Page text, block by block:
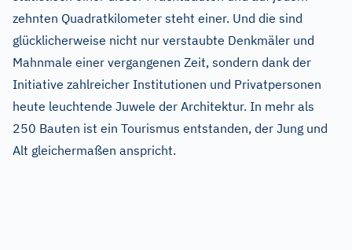
zehnten Quadratkilometer steht einer. Und die sind
glücklicherweise nicht nur verstaubte Denkmäler und
Mahnmale einer vergangenen Zeit, sondern dank der
Initiative zahlreicher Institutionen und Privatpersonen
heute leuchtende Juwele der Architektur. In mehr als
250 Bauten ist ein Tourismus entstanden, der Jung und
Alt gleichermaßen anspricht.